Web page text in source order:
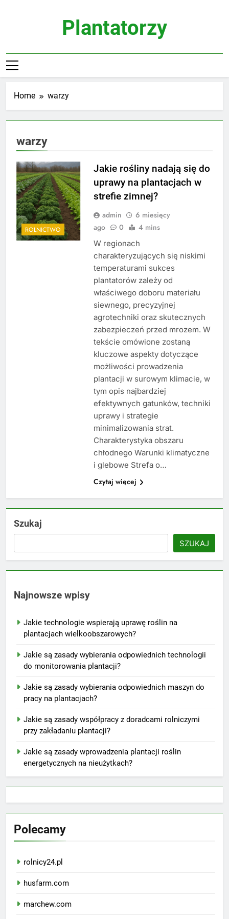
Plantatorzy
Home warzy
warzy
ROLNICTWO
Jakie rośliny nadają się do
uprawy na plantacjach w
strefie zimnej?
admin
6 miesięcy
ago
0 4 mins
W regionach
charakteryzujących się niskimi
temperaturami sukces
plantatorów zależy od
właściwego doboru materiału
siewnego, precyzyjnej
agrotechniki oraz skutecznych
zabezpieczeń przed mrozem. W
tekście omówione zostaną
kluczowe aspekty dotyczące
możliwości prowadzenia
plantacji w surowym klimacie, w
tym opis najbardziej
efektywnych gatunków, techniki
uprawy i strategie
minimalizowania strat.
Charakterystyka obszaru
chłodnego Warunki klimatyczne
i glebowe Strefa o…
Czytaj więcej
Szukaj
SZUKAJ
Najnowsze wpisy
Jakie technologie wspierają uprawę roślin na
plantacjach wielkoobszarowych?
Jakie są zasady wybierania odpowiednich technologii
do monitorowania plantacji?
Jakie są zasady wybierania odpowiednich maszyn do
pracy na plantacjach?
Jakie są zasady współpracy z doradcami rolniczymi
przy zakładaniu plantacji?
Jakie są zasady wprowadzenia plantacji roślin
energetycznych na nieużytkach?
Polecamy
rolnicy24.pl
husfarm.com
marchew.com